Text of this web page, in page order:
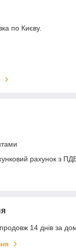
по Києву.
рахунок з
14 днів за